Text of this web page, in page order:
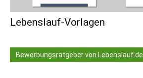
Lebenslauf-Vorlagen
Bewerbungsratgeber von Lebenslauf.de